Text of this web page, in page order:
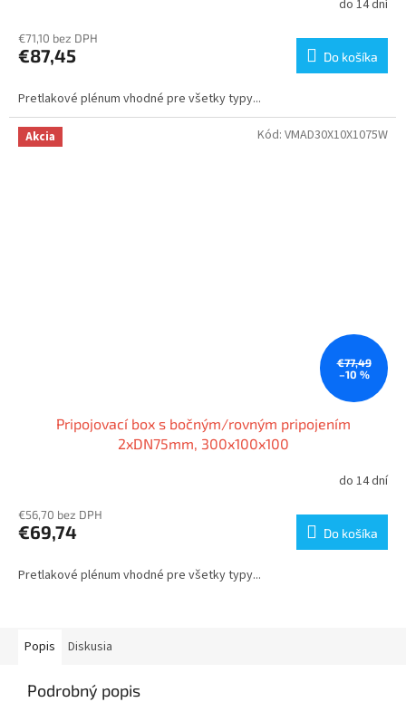
do 14 dní
€71,10 bez DPH
€87,45 Do košíka
Pretlakové plénum vhodné pre všetky typy...
Akcia
€77,49
–10 %
Pripojovací box s bočným/rovným pripojením
2xDN75mm, 300x100x100
do 14 dní
€56,70 bez DPH
€69,74 Do košíka
Pretlakové plénum vhodné pre všetky typy...
Kód: VMAD30X10X1075W
Popis Diskusia
Podrobný popis